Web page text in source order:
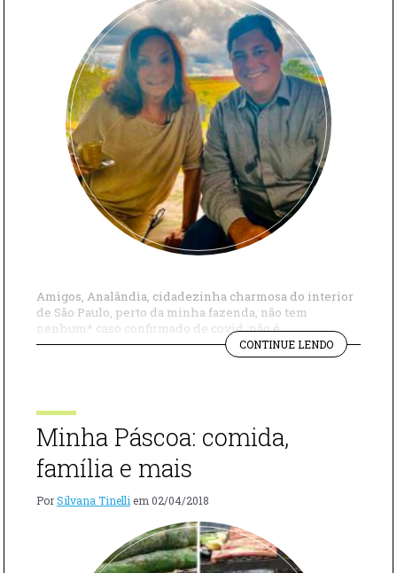
Amigos, Analândia, cidadezinha charmosa do interior
de São Paulo, perto da minha fazenda, não tem
nenhum* caso confirmado de covid, não é
impressionante? Por isso, aproveitei para conversar
com o prefeito, Jairo Mascia, sobre como ele conduziu
CONTINUE LENDO
COM
Minha Páscoa: comida,
família e mais
PorSilvana Tinelli em 02/04/2018